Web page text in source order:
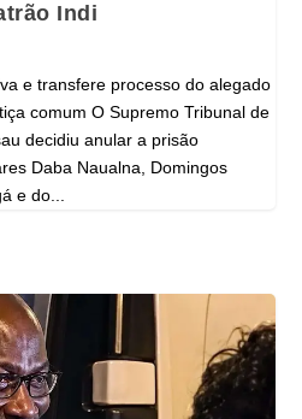
Indi
e transfere processo do alegado
comum O Supremo Tribunal de
decidiu anular a prisão
Daba Naualna, Domingos
e do...